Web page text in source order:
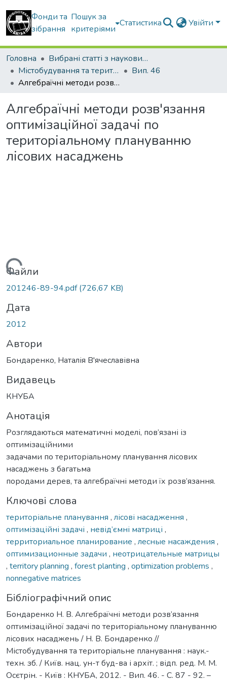
Фонди та
зібрання
Пошук за
критеріями
Статистика Увійти
Головна
Вибрані статті з наукових збірників КНУБА
Містобудування та територіальне планування
Вип. 46
Алгебраїчні методи розв'язання оптимізаційної задачі по територіальному плануванню лісових насаджень
Алгебраїчні методи розв'язання
оптимізаційної задачі по
територіальному плануванню
лісових насаджень
Вантажиться...
Файли
201246-89-94.pdf(726,67 KB)
Дата
2012
Автори
Бондаренко, Наталія В'ячеславівна
Видавець
КНУБА
Анотація
Розглядаються математичні моделі, пов’язані із
оптимізаційними
задачами по територіальному планування лісових
насаджень з багатьма
породами дерев, та алгебраїчні методи їх розв’язання.
Ключові слова
територіальне планування , лісові насадження ,
оптимізаційні задачі , невід’ємні матриці ,
территориальное планирование , лесные насаждения ,
оптимизационные задачи , неотрицательные матрицы
, territory planning , forest planting , optimization problems ,
nonnegative matrices
Бібліографічний опис
Бондаренко Н. В. Алгебраїчні методи розв’язання
оптимізаційної задачі по територіальному плануванню
лісових насаджень / Н. В. Бондаренко //
Містобудування та територіальне планування : наук.-
техн. зб. / Київ. нац. ун-т буд-ва і архіт. ; відп. ред. М. М.
Осєтрін. - Київ : КНУБА, 2012. - Вип. 46. - С. 87 - 92. –